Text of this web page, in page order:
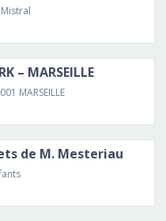
– MARSEILLE
MARSEILLE
de M. Mesteriau